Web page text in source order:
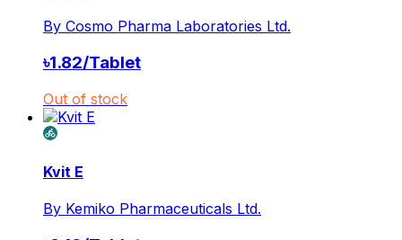
By Cosmo Pharma Laboratories Ltd.
৳1.82/Tablet
Out of stock
Kvit E
By Kemiko Pharmaceuticals Ltd.